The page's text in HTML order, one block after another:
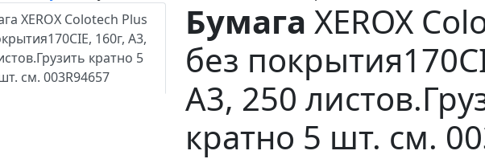
Бумага XEROX
без
A3, 250
кратно 5 шт. см.